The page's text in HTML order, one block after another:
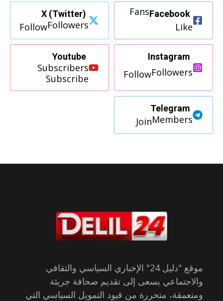
Facebook
Fans
Like
X (Twitter)
Followers
Follow
Instagram
Followers
Follow
Youtube
Subscribers
Subscribe
Telegram
Members
Join
موقع "دليل 24" الإخباري السياسي والثقافي
والاجتماعي يسعى إلى تقديم صحافة جريئة
ومتعمقة، متحررة من قيود التمويل السياسي التي